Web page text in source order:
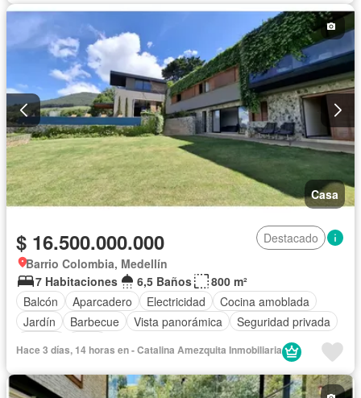
Casa
$ 16.500.000.000
Destacado
Barrio Colombia, Medellín
7 Habitaciones
6,5 Baños
800 m²
Balcón
Aparcadero Electricidad
Cocina amoblada
Jardín
Barbecue Vista panorámica
Seguridad privada
Hace 3 días, 14 horas en - Catalina Amezquita Inmobiliaria